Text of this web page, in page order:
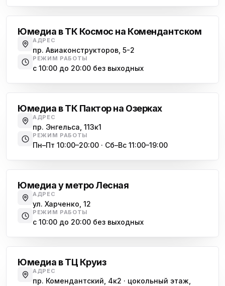
Юмедиа в ТК Космос на Комендантском
АДРЕС
пр. Авиаконструкторов, 5-2
РЕЖИМ РАБОТЫ
с 10:00 до 20:00 без выходных
Юмедиа в ТК Пактор на Озерках
АДРЕС
пр. Энгельса, 113к1
РЕЖИМ РАБОТЫ
Пн–Пт 10:00–20:00 · Сб–Вс 11:00–19:00
Юмедиа у метро Лесная
АДРЕС
ул. Харченко, 12
РЕЖИМ РАБОТЫ
с 10:00 до 20:00 без выходных
Юмедиа в ТЦ Круиз
АДРЕС
пр. Комендантский, 4к2 · цокольный этаж,